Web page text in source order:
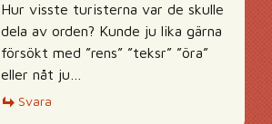
Hur visste turisterna var de skulle
dela av orden? Kunde ju lika gärna
försökt med ”rens” ”teksr” ”öra”
eller nåt ju…
Svara